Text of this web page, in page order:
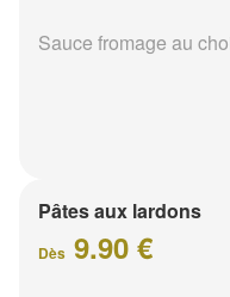
Sauce fromage au
Pâtes aux lardons
Dès 9.90 €